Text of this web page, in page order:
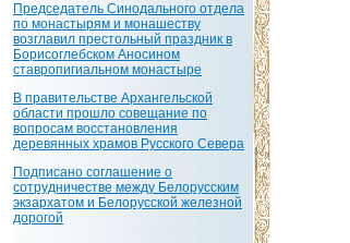
Председатель Синодального отдела
по монастырям и монашеству
возглавил престольный праздник в
Борисоглебском Аносином
ставропигиальном монастыре
В правительстве Архангельской
области прошло совещание по
вопросам восстановления
деревянных храмов Русского Севера
Подписано соглашение о
сотрудничестве между Белорусским
экзархатом и Белорусской железной
дорогой